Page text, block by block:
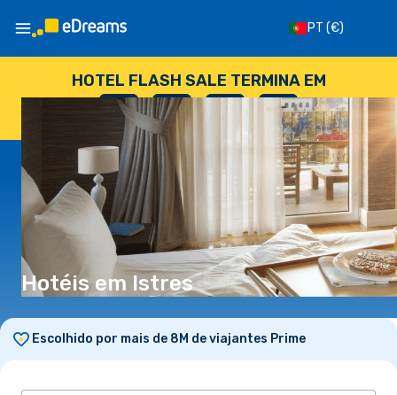
PT (€)
HOTEL FLASH SALE TERMINA EM
--
DIAS
: --
HORAS
: --
SEGUNDOS
Hotéis em Istres
Escolhido por mais de 8M de viajantes Prime